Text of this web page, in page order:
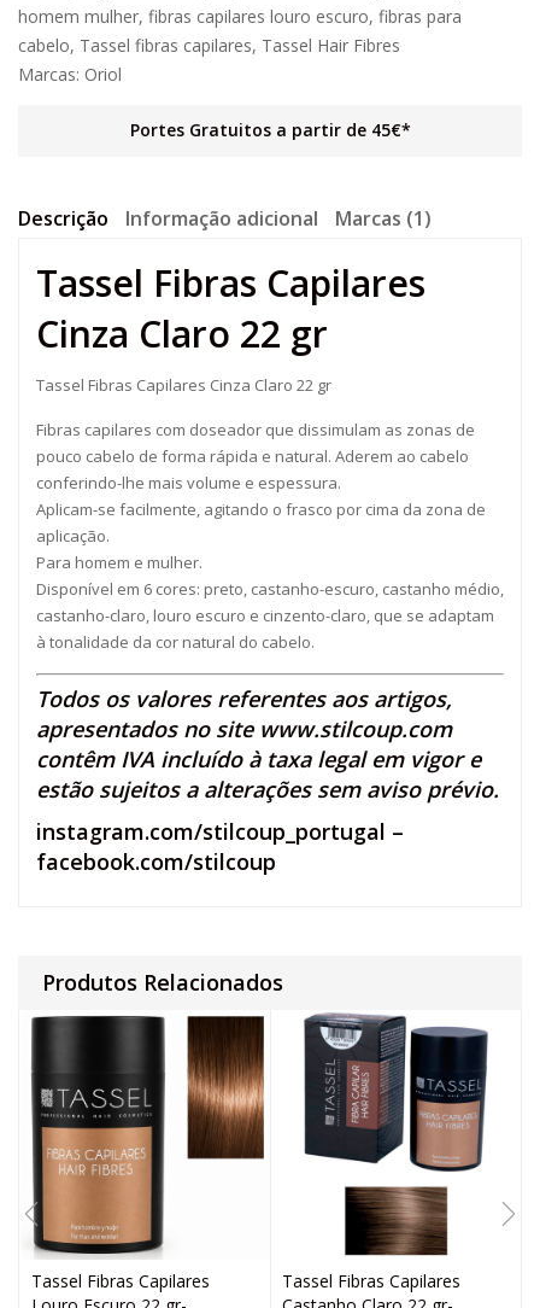
homem mulher, fibras capilares louro escuro, fibras para
cabelo, Tassel fibras capilares, Tassel Hair Fibres
Marcas: Oriol
Portes Gratuitos a partir de 45€*
Descrição Informação adicional Marcas (1)
Tassel Fibras Capilares
Cinza Claro 22 gr
Tassel Fibras Capilares Cinza Claro 22 gr
Fibras capilares com doseador que dissimulam as zonas de
pouco cabelo de forma rápida e natural. Aderem ao cabelo
conferindo-lhe mais volume e espessura.
Aplicam-se facilmente, agitando o frasco por cima da zona de
aplicação.
Para homem e mulher.
Disponível em 6 cores: preto, castanho-escuro, castanho médio,
castanho-claro, louro escuro e cinzento-claro, que se adaptam
à tonalidade da cor natural do cabelo.
Todos os valores referentes aos artigos,
apresentados no site www.stilcoup.com
contêm IVA incluído à taxa legal em vigor e
estão sujeitos a alterações sem aviso prévio.
instagram.com/stilcoup_portugal –
facebook.com/stilcoup
Produtos Relacionados
Tassel Fibras Capilares
Tassel Fibras Capilares